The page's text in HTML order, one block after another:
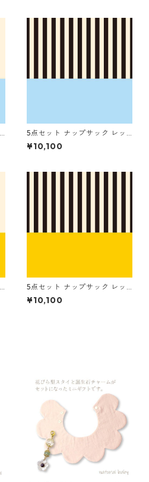
5点セット ナップサック レッ
スンバッグ シューズバッグ コ
ップ袋 お着替え袋 ブルー×ス
¥10,100
5点セット ナップサック レッ
スンバッグ シューズバッグ コ
ップ袋 お着替え袋 イエロー×
¥10,100